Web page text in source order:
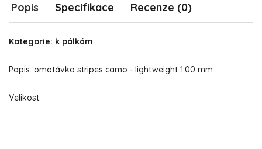
Popis Specifikace Recenze (0)
Kategorie: k pálkám
Popis: omotávka stripes camo - lightweight 1.00 mm
Velikost: